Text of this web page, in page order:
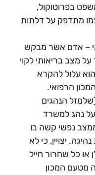
בפרוטוקול,
מתדפק על דלתות
– אדם אשר מבקש
מצב בריאותי לקוי
עלול להקרא
הרפואי.
הנהגים
על נהג למשרד
נפשי קשה בו
יצויין, כי לא
כל שחרור חייל
מטעם המכון